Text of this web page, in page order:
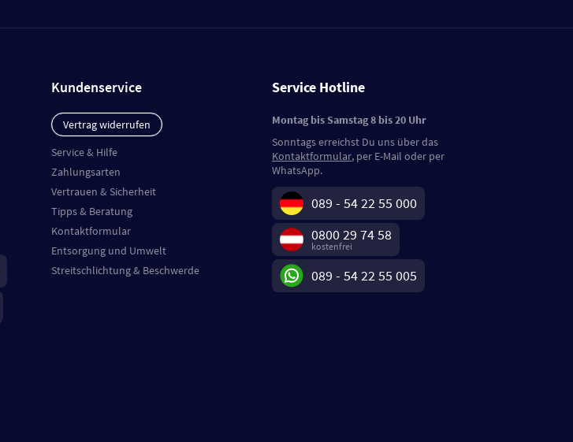
Kundenservice
Vertrag widerrufen
Service & Hilfe
Zahlungsarten
Vertrauen & Sicherheit
Tipps & Beratung
Kontaktformular
Entsorgung und Umwelt
Streitschlichtung & Beschwerde
Service Hotline
Montag bis Samstag 8 bis 20 Uhr
Sonntags erreichst Du uns über das
Kontaktformular, per E-Mail oder per
WhatsApp.
089 - 54 22 55 000
0800 29 74 58
kostenfrei
089 - 54 22 55 005